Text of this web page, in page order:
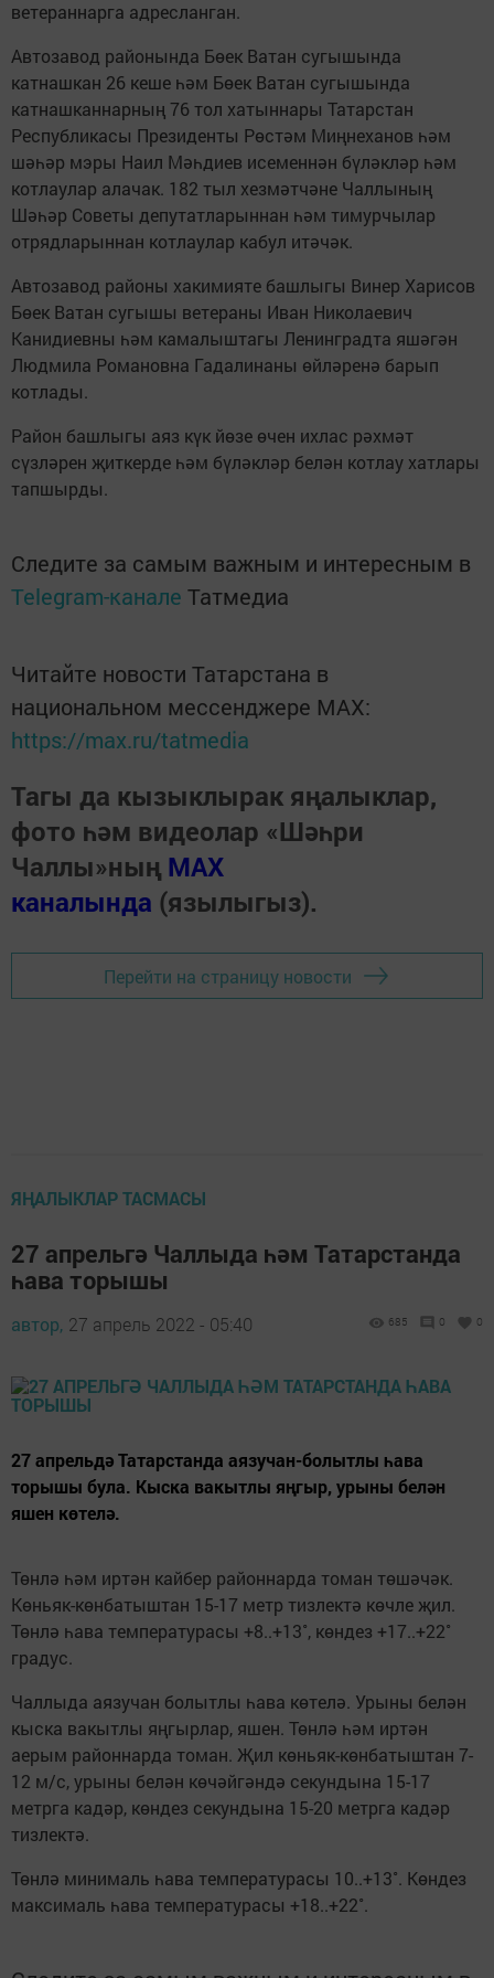
ветераннарга адресланган.
Автозавод районында Бөек Ватан сугышында
катнашкан 26 кеше һәм Бөек Ватан сугышында
катнашканнарның 76 тол хатыннары Татарстан
Республикасы Президенты Рөстәм Миңнеханов һәм
шәһәр мэры Наил Мәһдиев исеменнән бүләкләр һәм
котлаулар алачак. 182 тыл хезмәтчәне Чаллының
Шәһәр Советы депутатларыннан һәм тимурчылар
отрядларыннан котлаулар кабул итәчәк.
Автозавод районы хакимияте башлыгы Винер Харисов
Бөек Ватан сугышы ветераны Иван Николаевич
Канидиевны һәм камалыштагы Ленинградта яшәгән
Людмила Романовна Гадалинаны өйләренә барып
котлады.
Район башлыгы аяз күк йөзе өчен ихлас рәхмәт
сүзләрен җиткерде һәм бүләкләр белән котлау хатлары
тапшырды.
Следите за самым важным и интересным в
Telegram-канале Татмедиа
Читайте новости Татарстана в
национальном мессенджере MАХ:
https://max.ru/tatmedia
Тагы да кызыклырак яңалыклар,
фото һәм видеолар «Шәһри
Чаллы»ның MAX
каналында (язылыгыз).
Перейти на страницу новости
ЯҢАЛЫКЛАР ТАСМАСЫ
27 апрельгә Чаллыда һәм Татарстанда
һава торышы
автор, 27 апрель 2022 - 05:40 685 0 0
27 апрельдә Татарстанда аязучан-болытлы һава
торышы була. Кыска вакытлы яңгыр, урыны белән
яшен көтелә.
Төнлә һәм иртән кайбер районнарда томан төшәчәк.
Көньяк-көнбатыштан 15-17 метр тизлектә көчле җил.
Төнлә һава температурасы +8..+13˚, көндез +17..+22˚
градус.
Чаллыда аязучан болытлы һава көтелә. Урыны белән
кыска вакытлы яңгырлар, яшен. Төнлә һәм иртән
аерым районнарда томан. Җил көньяк-көнбатыштан 7-
12 м/с, урыны белән көчәйгәндә секундына 15-17
метрга кадәр, көндез секундына 15-20 метрга кадәр
тизлектә.
Төнлә минималь һава температурасы 10..+13˚. Көндез
максималь һава температурасы +18..+22˚.